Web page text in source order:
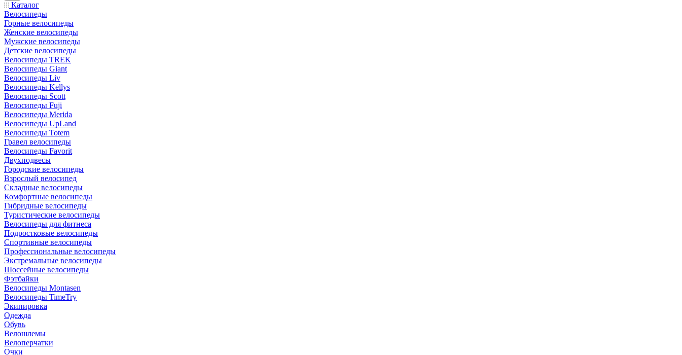
Каталог
Велосипеды
Горные велосипеды
Женские велосипеды
Мужские велосипеды
Детские велосипеды
Велосипеды TREK
Велосипеды Giant
Велосипеды Liv
Велосипеды Kellys
Велосипеды Scott
Велосипеды Fuji
Велосипеды Merida
Велосипеды UpLand
Велосипеды Totem
Гравел велосипеды
Велосипеды Favorit
Двухподвесы
Городские велосипеды
Взрослый велосипед
Складные велосипеды
Комфортные велосипеды
Гибридные велосипеды
Туристические велосипеды
Велосипеды для фитнеса
Подростковые велосипеды
Спортивные велосипеды
Профессиональные велосипеды
Экстремальные велосипеды
Шоссейные велосипеды
Фэтбайки
Велосипеды Montasen
Велосипеды TimeTry
Экипировка
Одежда
Обувь
Велошлемы
Велоперчатки
Очки